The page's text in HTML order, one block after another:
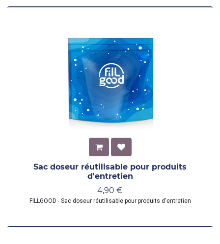
Sac doseur réutilisable pour produits
d'entretien
4,90 €
FILLGOOD - Sac doseur réutilisable pour produits d'entretien